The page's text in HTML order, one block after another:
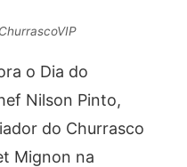
o Dia do
Nilson Pinto,
do Churrasco
Mignon na